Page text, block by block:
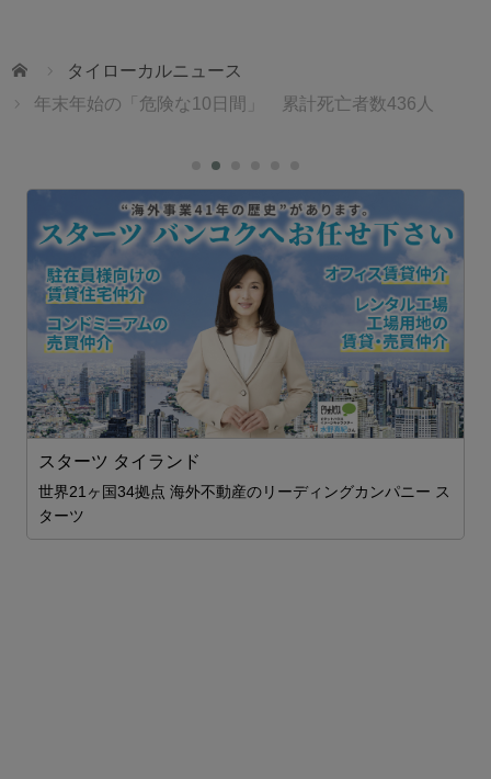
ホーム
タイローカルニュース
年末年始の「危険な10日間」 累計死亡者数436人
スターツ タイランド
世界21ヶ国34拠点 海外不動産のリーディングカンパニー ス
ターツ